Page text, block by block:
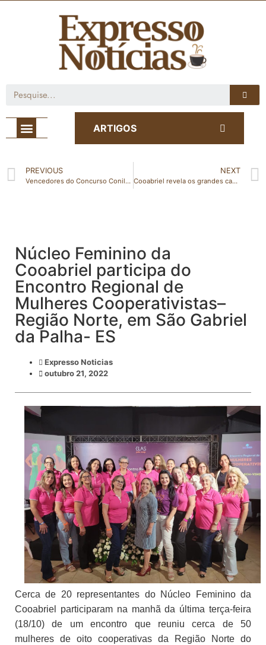
ARTIGOS
PREVIOUS
Vencedores do Concurso Conilon de Excelência Cooabriel 2022 serão conhecidos neste sábado (22/10), em São Gabriel da Palha (ES)
NEXT
Cooabriel revela os grandes campeões do 19° Concurso Conilon de Excelência – edição 2022
Núcleo Feminino da
Cooabriel participa do
Encontro Regional de
Mulheres Cooperativistas–
Região Norte, em São Gabriel
da Palha- ES
Expresso Noticias
outubro 21, 2022
Cerca de 20 representantes do Núcleo Feminino da
Cooabriel participaram na manhã da última terça-feira
(18/10) de um encontro que reuniu cerca de 50
mulheres de oito cooperativas da Região Norte do